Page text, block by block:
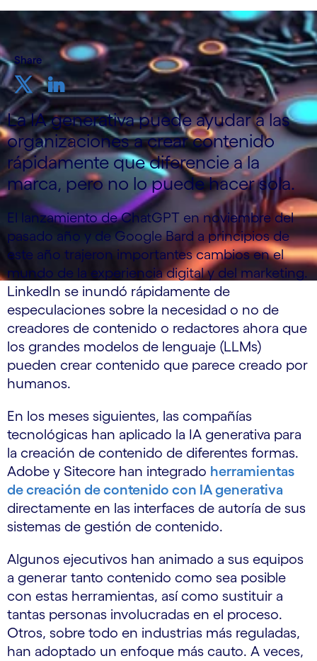
Share
La IA generativa puede ayudar a las
organizaciones a crear contenido
rápidamente que diferencie a la
marca, pero no lo puede hacer sola.
El lanzamiento de ChatGPT en noviembre del
pasado año y de Google Bard a principios de
este año trajeron importantes cambios en el
mundo de la experiencia digital y del marketing.
LinkedIn se inundó rápidamente de
especulaciones sobre la necesidad o no de
creadores de contenido o redactores ahora que
los grandes modelos de lenguaje (LLMs)
pueden crear contenido que parece creado por
humanos.
En los meses siguientes, las compañías
tecnológicas han aplicado la IA generativa para
la creación de contenido de diferentes formas.
Adobe y Sitecore han integrado herramientas
de creación de contenido con IA generativa
directamente en las interfaces de autoría de sus
sistemas de gestión de contenido.
Algunos ejecutivos han animado a sus equipos
a generar tanto contenido como sea posible
con estas herramientas, así como sustituir a
tantas personas involucradas en el proceso.
Otros, sobre todo en industrias más reguladas,
han adoptado un enfoque más cauto. A veces,